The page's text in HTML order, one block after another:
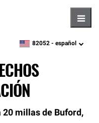
zipcode,language
82052 - español
millas de Buford,